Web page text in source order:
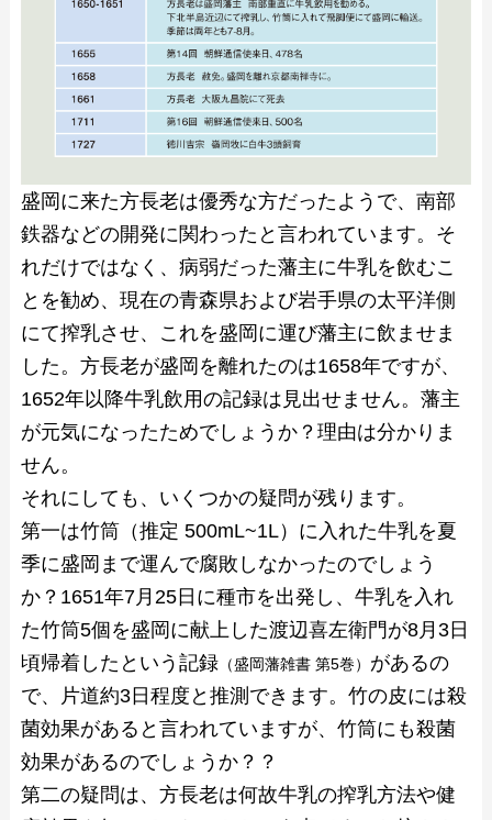
盛岡に来た方長老は優秀な方だったようで、南部
鉄器などの開発に関わったと言われています。そ
れだけではなく、病弱だった藩主に牛乳を飲むこ
とを勧め、現在の青森県および岩手県の太平洋側
にて搾乳させ、これを盛岡に運び藩主に飲ませま
した。方長老が盛岡を離れたのは1658年ですが、
1652年以降牛乳飲用の記録は見出せません。藩主
が元気になったためでしょうか？理由は分かりま
せん。
それにしても、いくつかの疑問が残ります。
第一は竹筒（推定 500mL~1L）に入れた牛乳を夏
季に盛岡まで運んで腐敗しなかったのでしょう
か？1651年7月25日に種市を出発し、牛乳を入れ
た竹筒5個を盛岡に献上した渡辺喜左衛門が8月3日
頃帰着したという記録（盛岡藩雑書 第5巻） があるの
で、片道約3日程度と推測できます。竹の皮には殺
菌効果があると言われていますが、竹筒にも殺菌
効果があるのでしょうか？？
第二の疑問は、方長老は何故牛乳の搾乳方法や健